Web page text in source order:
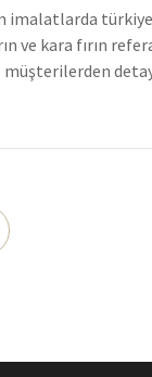
imalatlarda
ve kara fırın